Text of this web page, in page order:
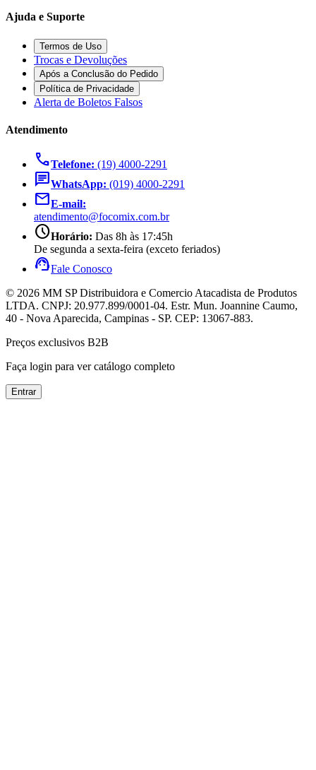
Ajuda e Suporte
Termos de Uso
Trocas e Devoluções
Após a Conclusão do Pedido
Política de Privacidade
Alerta de Boletos Falsos
Atendimento
callTelefone: (19) 4000-2291
chatWhatsApp: (019) 4000-2291
mailE-mail:
atendimento@focomix.com.br
scheduleHorário: Das 8h às 17:45h
De segunda a sexta-feira (exceto feriados)
support_agentFale Conosco
© 2026 MM SP Distribuidora e Comercio Atacadista de Produtos
LTDA. CNPJ: 20.977.899/0001-04. Estr. Mun. Joannine Caumo,
40 - Nova Aparecida, Campinas - SP. CEP: 13067-883.
Preços exclusivos B2B
Faça login para ver catálogo completo
Entrar